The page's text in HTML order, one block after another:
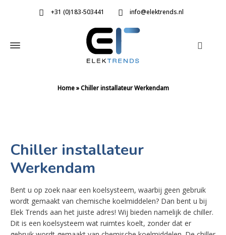
+31 (0)183-503441 info@elektrends.nl
Home»Chiller installateur Werkendam
Chiller installateur
Werkendam
Bent u op zoek naar een koelsysteem, waarbij geen gebruik
wordt gemaakt van chemische koelmiddelen? Dan bent u bij
Elek Trends aan het juiste adres! Wij bieden namelijk de chiller.
Dit is een koelsysteem wat ruimtes koelt, zonder dat er